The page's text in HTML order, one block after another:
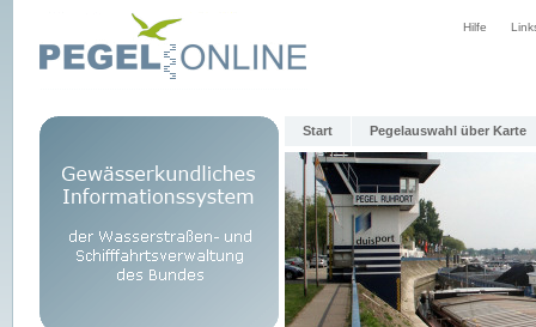
Hilfe
Start Pegelauswahl über Karte